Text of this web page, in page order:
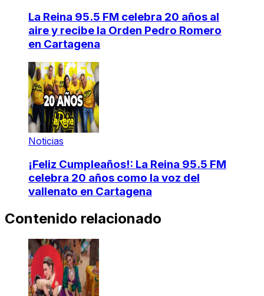
La Reina 95.5 FM celebra 20 años al
aire y recibe la Orden Pedro Romero
en Cartagena
Noticias
¡Feliz Cumpleaños!: La Reina 95.5 FM
celebra 20 años como la voz del
vallenato en Cartagena
Contenido relacionado